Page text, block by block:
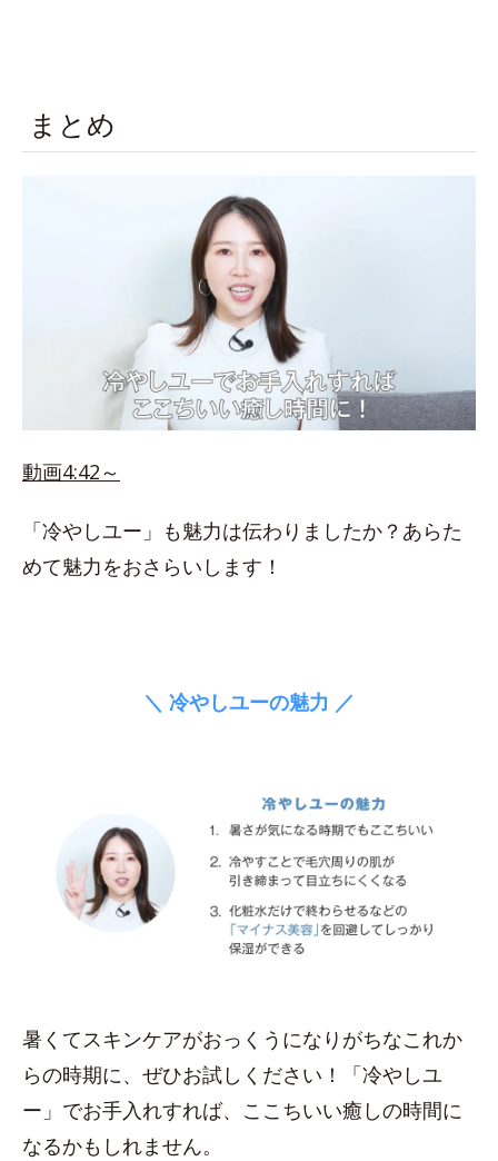
まとめ
動画4:42～
「冷やしユー」も魅力は伝わりましたか？あらた
めて魅力をおさらいします！
＼ 冷やしユーの魅力 ／
暑くてスキンケアがおっくうになりがちなこれか
らの時期に、ぜひお試しください！「冷やしユ
ー」でお手入れすれば、ここちいい癒しの時間に
なるかもしれません。